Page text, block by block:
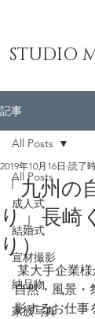
STUDIO
記事
All Posts
成人式
結婚式
宣材撮影
納品物
家族写真
All Posts
「九州
り」長崎
り）
2019年10月16日 読了
自然・風景・
影するお仕事